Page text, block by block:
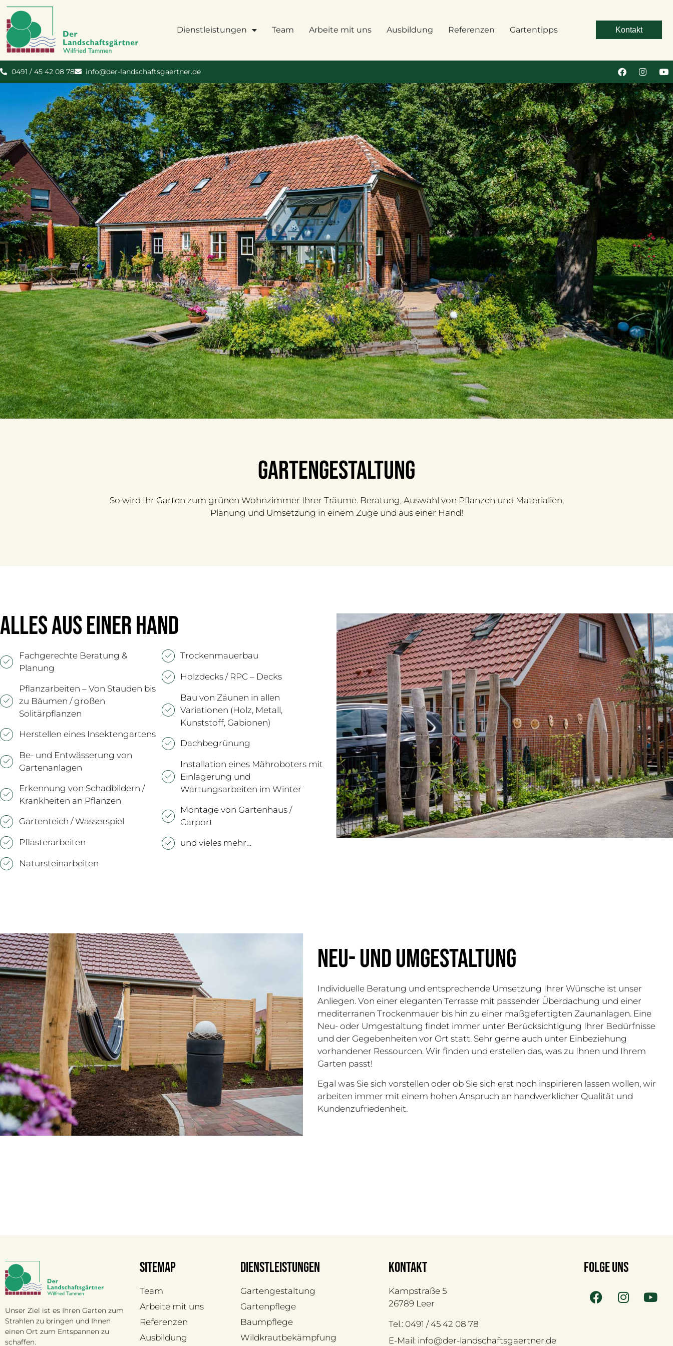
Dienstleistungen Team Arbeite mit uns Ausbildung Referenzen Gartentipps Kontakt
0491 / 45 42 08 78 info@der-landschaftsgaertner.de
Gartengestaltung
So wird Ihr Garten zum grünen Wohnzimmer Ihrer Träume. Beratung, Auswahl von Pflanzen und Materialien,
Planung und Umsetzung in einem Zuge und aus einer Hand!
Alles aus einer Hand
Fachgerechte Beratung &
Planung
Pflanzarbeiten – Von Stauden bis
zu Bäumen / großen
Solitärpflanzen
Herstellen eines Insektengartens
Be- und Entwässerung von
Gartenanlagen
Erkennung von Schadbildern /
Krankheiten an Pflanzen
Gartenteich / Wasserspiel
Pflasterarbeiten
Natursteinarbeiten
Trockenmauerbau
Holzdecks / RPC – Decks
Bau von Zäunen in allen
Variationen (Holz, Metall,
Kunststoff, Gabionen)
Dachbegrünung
Installation eines Mähroboters mit
Einlagerung und
Wartungsarbeiten im Winter
Montage von Gartenhaus /
Carport
und vieles mehr…
Neu- und Umgestaltung
Individuelle Beratung und entsprechende Umsetzung Ihrer Wünsche ist unser
Anliegen. Von einer eleganten Terrasse mit passender Überdachung und einer
mediterranen Trockenmauer bis hin zu einer maßgefertigten Zaunanlagen. Eine
Neu- oder Umgestaltung findet immer unter Berücksichtigung Ihrer Bedürfnisse
und der Gegebenheiten vor Ort statt. Sehr gerne auch unter Einbeziehung
vorhandener Ressourcen. Wir finden und erstellen das, was zu Ihnen und Ihrem
Garten passt!
Egal was Sie sich vorstellen oder ob Sie sich erst noch inspirieren lassen wollen, wir
arbeiten immer mit einem hohen Anspruch an handwerklicher Qualität und
Kundenzufriedenheit.
Unser Ziel ist es Ihren Garten zum
Strahlen zu bringen und Ihnen
einen Ort zum Entspannen zu
schaffen.
Sitemap
Team
Arbeite mit uns
Referenzen
Ausbildung
Dienstleistungen
Gartengestaltung
Gartenpflege
Baumpflege
Wildkrautbekämpfung
kontakt
Kampstraße 5
26789 Leer
Tel.: 0491 / 45 42 08 78
E-Mail: info@der-landschaftsgaertner.de
folge uns